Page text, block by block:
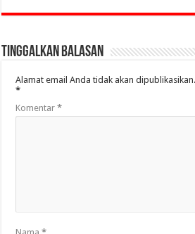
Tinggalkan Balasan
Alamat email Anda tidak akan dipublikasikan.
*
Komentar*